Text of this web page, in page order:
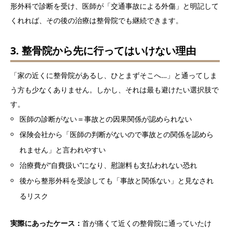
形外科で診断を受け、医師が「交通事故による外傷」と明記して
くれれば、その後の治療は整骨院でも継続できます。
3. 整骨院から先に行ってはいけない理由
「家の近くに整骨院があるし、ひとまずそこへ…」と通ってしま
う方も少なくありません。しかし、それは最も避けたい選択肢で
す。
医師の診断がない＝事故との因果関係が認められない
保険会社から「医師の判断がないので事故との関係を認めら
れません」と言われやすい
治療費が“自費扱い”になり、慰謝料も支払われない恐れ
後から整形外科を受診しても「事故と関係ない」と見なされ
るリスク
実際にあったケース： 首が痛くて近くの整骨院に通っていたけ